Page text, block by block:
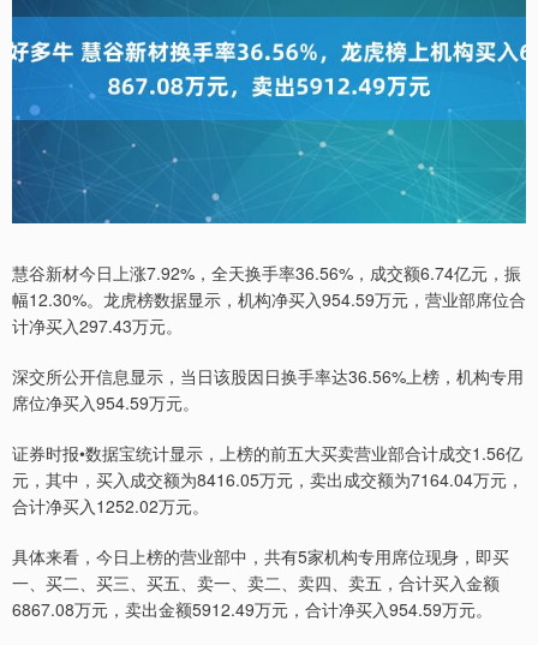
慧谷新材今日上涨7.92%，全天换手率36.56%，成交额6.74亿元，振
幅12.30%。龙虎榜数据显示，机构净买入954.59万元，营业部席位合
计净买入297.43万元。
深交所公开信息显示，当日该股因日换手率达36.56%上榜，机构专用
席位净买入954.59万元。
证券时报•数据宝统计显示，上榜的前五大买卖营业部合计成交1.56亿
元，其中，买入成交额为8416.05万元，卖出成交额为7164.04万元，
合计净买入1252.02万元。
具体来看，今日上榜的营业部中，共有5家机构专用席位现身，即买
一、买二、买三、买五、卖一、卖二、卖四、卖五，合计买入金额
6867.08万元，卖出金额5912.49万元，合计净买入954.59万元。